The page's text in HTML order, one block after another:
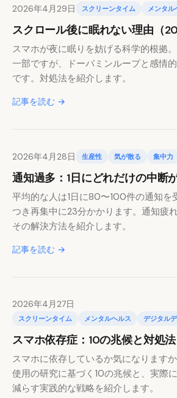
2026年4月29日 スクリーンタイム メンタル
スクロール後に眠れない理由（
スマホが夜に眠りを妨げる科学的根拠
一部ですが、ドーパミンループと感情
です。対処法を紹介します。
記事を読む →
2026年4月28日 生産性 気が散る 集中力
通知過多：1日にどれだけの中断
平均的な人は1日に80〜100件の通知を
つき再集中に23分かかります。通知疲
その解決方法を紹介します。
記事を読む →
2026年4月27日
スクリーンタイム メンタルヘルス デジタル
スマホ依存症：10の兆候と対処法
スマホに依存しているか気になります
使用の研究に基づく10の兆候と、実際
減らす実践的な戦略を紹介します。